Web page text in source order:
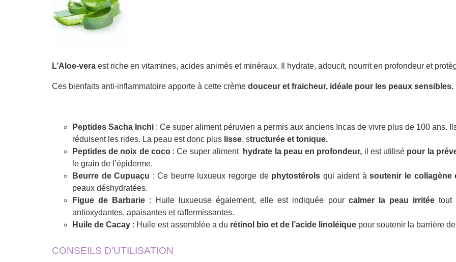
L’Aloe-vera est riche en vitamines, acides animés et minéraux. Il hydrate, adoucit, nourrit en profondeur et
Ces bienfaits anti-inflammatoire apporte à cette crème douceur et fraicheur, idéale pour les peaux sensibles.
Peptides Sacha Inchi : Ce super aliment péruvien a permis aux anciens Incas de vivre plus de 100 ans.
réduisent les rides. La peau est donc plus lisse, structurée et tonique.
Peptides de noix de coco: Ce super aliment hydrate la peau en profondeur, il est utilisé pour la
le grain de l’épiderme.
Beurre de Cupuaçu : Ce beurre luxueux regorge de phytostérols qui aident àsoutenir le collagène
peaux déshydratées.
Figue de Barbarie : Huile luxueuse également, elle est indiquée pourcalmer la peau irritéetout
antioxydantes, apaisantes et raffermissantes.
Huile de Cacay : Huile est assemblée a du rétinol bio et de l’acide linoléique pour soutenir la barrière
CONSEILS D'UTILISATION